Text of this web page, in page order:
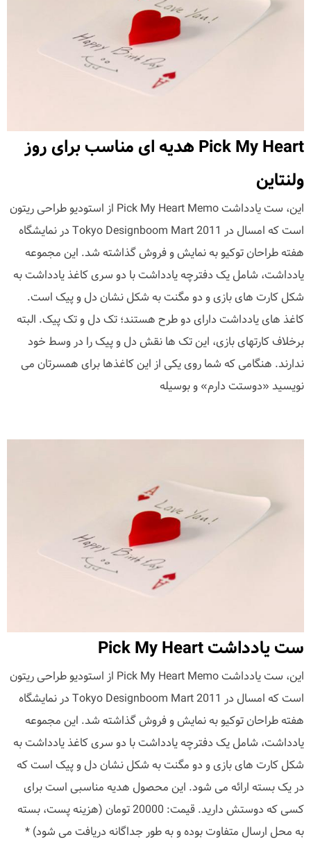
Pick My Heart هدیه ای مناسب برای روز
ولنتاین
این، ست یادداشت Pick My Heart Memo از استودیو طراحی ریتون
است که امسال در Tokyo Designboom Mart 2011 در نمایشگاه
هفته طراحان توکیو به نمایش و فروش گذاشته شد. این مجموعه
یادداشت، شامل یک دفترچه یادداشت با دو سری کاغذ یادداشت به
شکل کارت های بازی و دو مگنت به شکل نشان دل و پیک است.
کاغذ های یادداشت دارای دو طرح هستند؛ تک دل و تک پیک. البته
برخلاف کارتهای بازی، این تک ها نقش دل و پیک را در وسط خود
ندارند. هنگامی که شما روی یکی از این کاغذها برای همسرتان می
نویسید «دوستت دارم» و بوسیله
ست یادداشت Pick My Heart
این، ست یادداشت Pick My Heart Memo از استودیو طراحی ریتون
است که امسال در Tokyo Designboom Mart 2011 در نمایشگاه
هفته طراحان توکیو به نمایش و فروش گذاشته شد. این مجموعه
یادداشت، شامل یک دفترچه یادداشت با دو سری کاغذ یادداشت به
شکل کارت های بازی و دو مگنت به شکل نشان دل و پیک است که
در یک بسته ارائه می شود. این محصول هدیه مناسبی است برای
کسی که دوستش دارید. قیمت: 20000 تومان (هزینه پست، بسته
به محل ارسال متفاوت بوده و به طور جداگانه دریافت می شود) *